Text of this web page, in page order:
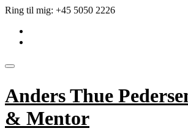
Videre
indhold
Ring til mig: +45 5050 2226
Skift
Anders Thue
& Mentor